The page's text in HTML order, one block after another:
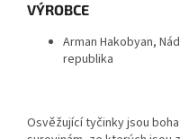
VÝROBCE
Arman Hakobyan,
republika
Osvěžující tyčinky jsou